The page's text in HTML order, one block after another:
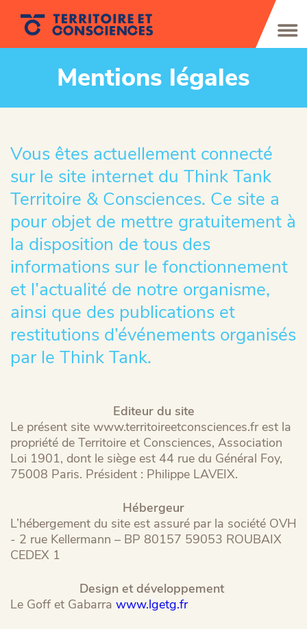
Mentions légales
Vous êtes actuellement connecté
sur le site internet du Think Tank
Territoire & Consciences. Ce site a
pour objet de mettre gratuitement à
la disposition de tous des
informations sur le fonctionnement
et l’actualité de notre organisme,
ainsi que des publications et
restitutions d’événements organisés
par le Think Tank.
Editeur du site
Le présent site www.territoireetconsciences.fr est la
propriété de Territoire et Consciences, Association
Loi 1901, dont le siège est 44 rue du Général Foy,
75008 Paris. Président : Philippe LAVEIX.
Hébergeur
L’hébergement du site est assuré par la société OVH
- 2 rue Kellermann – BP 80157 59053 ROUBAIX
CEDEX 1
Design et développement
Le Goff et Gabarra www.lgetg.fr